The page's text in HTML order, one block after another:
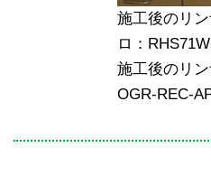
施工後のリ
ロ：
施工後のリ
OGR-REC-